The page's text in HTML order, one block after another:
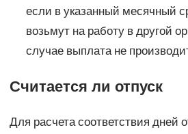
если в указанный месячный
возьмут на работу в другой
случае выплата не
Считается ли отпуск
Для расчета соответствия дней